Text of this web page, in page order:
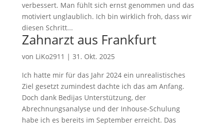
verbessert. Man fühlt sich ernst genommen und das
motiviert unglaublich. Ich bin wirklich froh, dass wir
diesen Schritt...
Zahnarzt aus Frankfurt
von LiKo2911 | 31. Okt. 2025
Ich hatte mir für das Jahr 2024 ein unrealistisches
Ziel gesetzt zumindest dachte ich das am Anfang.
Doch dank Bedijas Unterstützung, der
Abrechnungsanalyse und der Inhouse-Schulung
habe ich es bereits im September erreicht. Das